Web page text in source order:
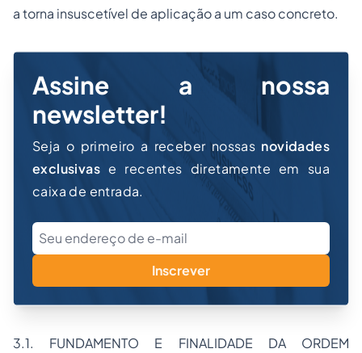
a torna insuscetível de aplicação a um caso concreto.
Assine a nossa
newsletter!
Seja o primeiro a receber nossas novidades
exclusivas e recentes diretamente em sua
caixa de entrada.
Inscrever
3.1. FUNDAMENTO E FINALIDADE DA ORDEM